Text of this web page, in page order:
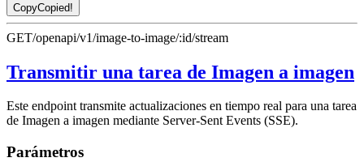
CopyCopied!
GET/openapi/v1/image-to-image/:id/stream
Transmitir una tarea de Imagen a imagen
Este endpoint transmite actualizaciones en tiempo real para una tarea
de Imagen a imagen mediante Server-Sent Events (SSE).
Parámetros